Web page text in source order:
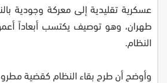
عسكرية تقليدية إلى معركة وجودية
طهران، وهو توصيف يكتسب أبعاداً
النظام.
وأوضح أن طرح بقاء النظام كقضية